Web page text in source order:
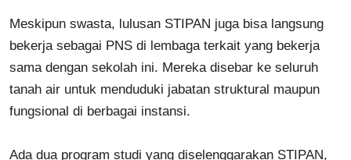
Meskipun swasta, lulusan STIPAN juga bisa langsung
bekerja sebagai PNS di lembaga terkait yang bekerja
sama dengan sekolah ini. Mereka disebar ke seluruh
tanah air untuk menduduki jabatan struktural maupun
fungsional di berbagai instansi.
Ada dua program studi yang diselenggarakan STIPAN,